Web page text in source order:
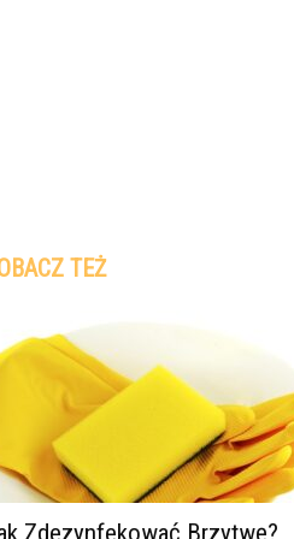
TEŻ
Zdezynfekować Brzytwę?